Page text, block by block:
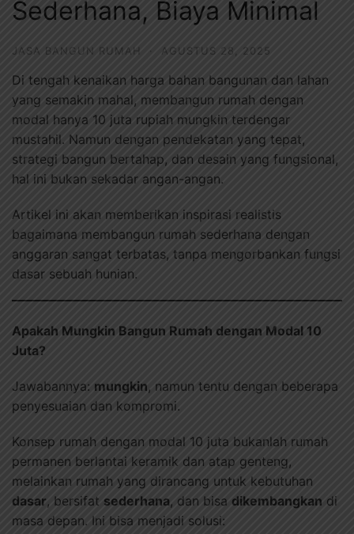
Sederhana, Biaya Minimal
JASA BANGUN RUMAH · AGUSTUS 28, 2025
Di tengah kenaikan harga bahan bangunan dan lahan
yang semakin mahal, membangun rumah dengan
modal hanya 10 juta rupiah mungkin terdengar
mustahil. Namun dengan pendekatan yang tepat,
strategi bangun bertahap, dan desain yang fungsional,
hal ini bukan sekadar angan-angan.
Artikel ini akan memberikan inspirasi realistis
bagaimana membangun rumah sederhana dengan
anggaran sangat terbatas, tanpa mengorbankan fungsi
dasar sebuah hunian.
Apakah Mungkin Bangun Rumah dengan Modal 10
Juta?
Jawabannya: mungkin, namun tentu dengan beberapa
penyesuaian dan kompromi.
Konsep rumah dengan modal 10 juta bukanlah rumah
permanen berlantai keramik dan atap genteng,
melainkan rumah yang dirancang untuk kebutuhan
dasar, bersifat sederhana, dan bisa dikembangkan di
masa depan. Ini bisa menjadi solusi: